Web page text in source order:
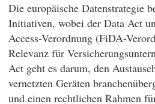
Die europäische Datenstrategie
Initiativen, wobei der Data Act
Access-Verordnung (FiDA-
Relevanz für
Act geht es darum, den
vernetzten Geräten
und einen rechtlichen Rahmen